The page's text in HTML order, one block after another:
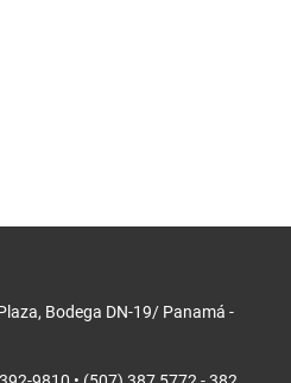
Bodega DN-19/ Panamá -